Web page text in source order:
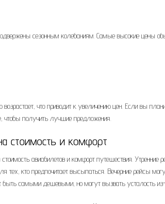
сезонным колебаниям. Самые высокие цены
что приводит к увеличению цен. Если вы
чтобы получить лучшие предложения.
стоимость и комфорт
авиабилетов и комфорт путешествия.
тех, кто предпочитает высыпаться. Вечерние рейсы
быть самыми дешевыми, но могут вызвать усталость